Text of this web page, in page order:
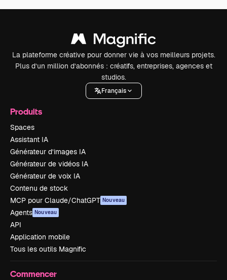
La plateforme créative pour donner vie à vos meilleurs projets.
Plus d’un million d’abonnés : créatifs, entreprises, agences et
studios.
Français
Produits
Spaces
Assistant IA
Générateur d’images IA
Générateur de vidéos IA
Générateur de voix IA
Contenu de stock
MCP pour Claude/ChatGPT Nouveau
Agents Nouveau
API
Application mobile
Tous les outils Magnific
Commencer